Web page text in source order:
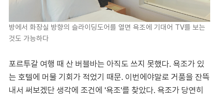
방에서 화장실 방향의 슬라이딩도어를 열면 욕조에 기대어 TV를 보는
것도 가능하다
포르투갈 여행 때 산 버블바는 아직도 쓰지 못했다. 욕조가 있
는 호텔에 머물 기회가 적었기 때문. 이번에야말로 거품을 잔뜩
내서 써보겠단 생각에 조건에 '욕조'를 찾았다. 욕조가 당연히